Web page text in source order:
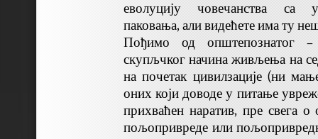
еволуцију човечанства са
паковања, али видећете има ту
Пођимо од општепознатог –
скупљчког начина живљења на
на почетак цивилзације (ни
оних који доводе у питање
прихваћен наратив, пре свега
пољопривреде или